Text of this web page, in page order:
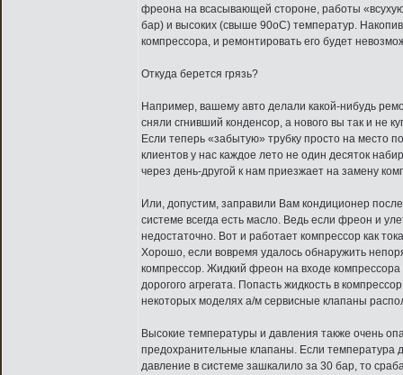
фреона на всасывающей стороне, работы
бар) и высоких (свыше 90oС) температур.
компрессора, и ремонтировать его будет
Откуда берется грязь?
Например, вашему авто делали какой-нибудь
сняли сгнивший конденсор, а нового вы так и не
Если теперь «забытую» трубку просто на место
клиентов у нас каждое лето не один десяток
через день-другой к нам приезжает на замену
Или, допустим, заправили Вам кондиционер
системе всегда есть масло. Ведь если фреон и
недостаточно. Вот и работает компрессор как
Хорошо, если вовремя удалось обнаружить
компрессор. Жидкий фреон на входе
дорогого агрегата. Попасть жидкость в
некоторых моделях а/м сервисные клапаны
Высокие температуры и давления также очень
предохранительные клапаны. Если температура
давление в системе зашкалило за 30 бар, то